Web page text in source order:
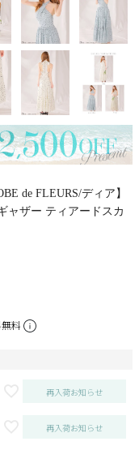
de FLEURS/ディア】
ャザー ティアードスカ
料
再入荷お知らせ
再入荷お知らせ